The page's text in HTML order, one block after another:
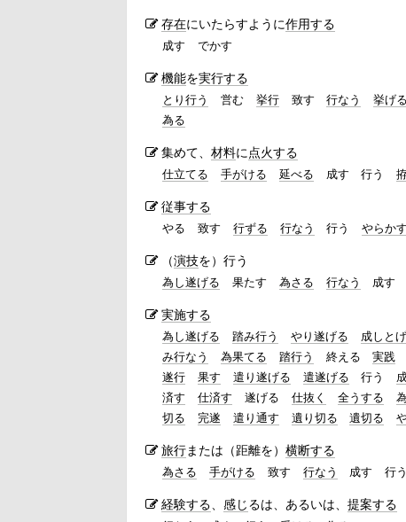
存在にいたらすように作用する
成す でかす
機能を実行する
とり行う 営む 挙行 致す 行なう 挙げる
為る
集めて、 材料に 点火する
仕立てる 手がける 延べる 成す 行う
従事する
やる 致す 行ずる 行なう 行う やらかす
（演技を）行う
為し遂げる 果たす 為さる 行なう 成す
実施する
為し遂げる 踏み行う やり遂げる 成しと
み行なう
為果てる 踏行う 終える 実践
遂行
果す 遣り遂げる 遣遂げる 行う
済す
仕済す 遂げる 仕抜く 全うする
切る
完遂 遣り通す 遺り切る 遺切る
旅行または（距離を） 横断する
為さる 手がける 致す 行なう 成す 行う
経験する 感じるは、あるいは、 提案する